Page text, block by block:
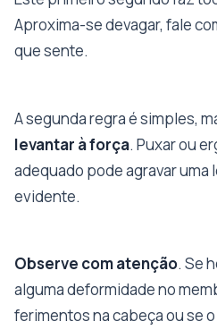
Aproxima-se devagar, fale
que sente.
A segunda regra é simples,
levantar à força. Puxar ou
adequado pode agravar uma
evidente.
Observe com atenção. Se
alguma deformidade no
ferimentos na cabeça ou se